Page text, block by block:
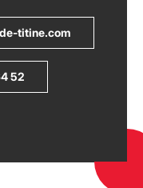
titine.com
52